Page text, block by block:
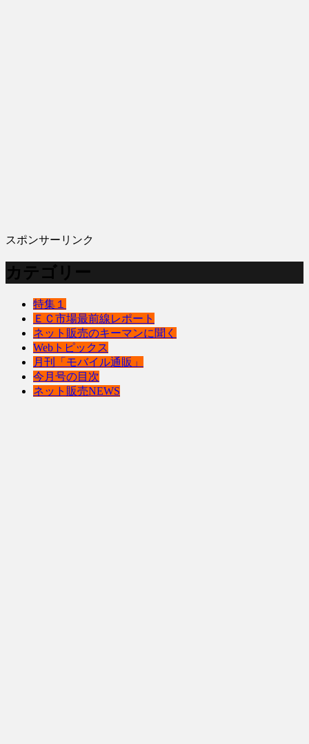
スポンサーリンク
カテゴリー
特集１
ＥＣ市場最前線レポート
ネット販売のキーマンに聞く
Webトピックス
月刊「モバイル通販」
今月号の目次
ネット販売NEWS